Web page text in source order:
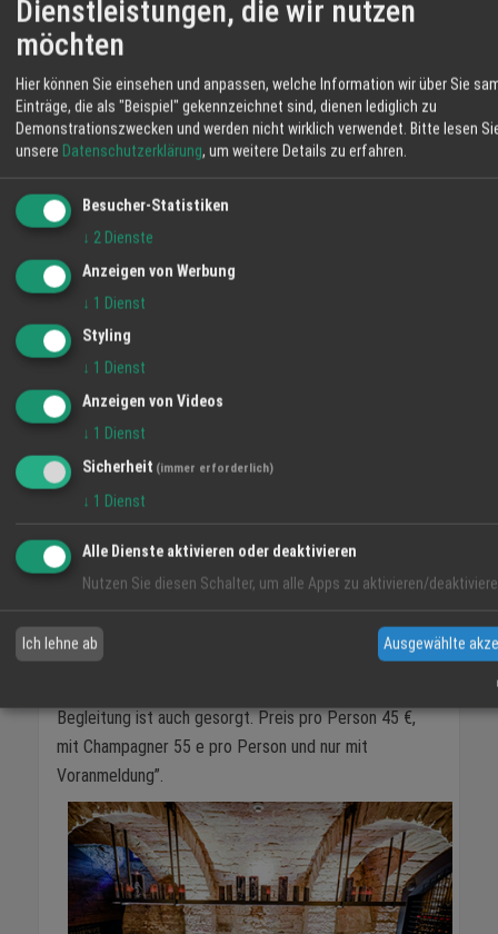
nach der aktuellen Positionierung des Liberty.
Seine ruhige und gelassenen Antworten imponieren.
Zunächst beabsichtigt er, sich in die neue Aufgabe
perfekt einzufinden. Das Haus und sein gesamtes
Mitarbeiterteam sind offen für jeden Gast. Der
Hotelbar entspannen und internationales Flair
genießen. Kurzurlauber möchten dem Alltag ins
“Gefängnis entfliehen” und genussvolle Momente
erleben. Es gibt viele internationale Gäste, Prominente,
die dem exquisiten Ruf in der Fachpresse folgen.
Etliche der Liberty Gäste sind geschäftlich in Kontakt
mit den leistungsstarken mittelständischen Betrieben
in der Ortenau. So ergibt sich eine bunte Mischung an
Menschen, Persönlichkeiten in einem ausdrucksvollen,
historisch bedeutendem Ambiente.
Derzeit immer sonntags ab 15:00 - 17:00 Uhr:
AFTERNOON-TEA @ LIBERTY
. “It’s Teatime! Tolle
Etageren, heißer Tee, feine Süßigkeiten, nette
Gesellschaft und eventuell ein kleines prickelndes
Begleitung ist auch gesorgt. Preis pro Person 45 €,
mit Champagner 55 e pro Person und nur mit
Voranmeldung”.
Dienstleistungen, die wir nutzen
möchten
Hier können Sie einsehen und anpassen, welche Information wir über Sie
Einträge, die als "Beispiel" gekennzeichnet sind, dienen lediglich zu
Demonstrationszwecken und werden nicht wirklich verwendet. Bitte lesen
unsere Datenschutzerklärung, um weitere Details zu erfahren.
Besucher-Statistiken
↓ 2 Dienste
Anzeigen von Werbung
↓ 1 Dienst
Styling
↓ 1 Dienst
Anzeigen von Videos
↓ 1 Dienst
Sicherheit (immer erforderlich)
↓ 1 Dienst
Alle Dienste aktivieren oder deaktivieren
Nutzen Sie diesen Schalter, um alle Apps zu aktivieren/
Ich lehne ab Ausgewählte